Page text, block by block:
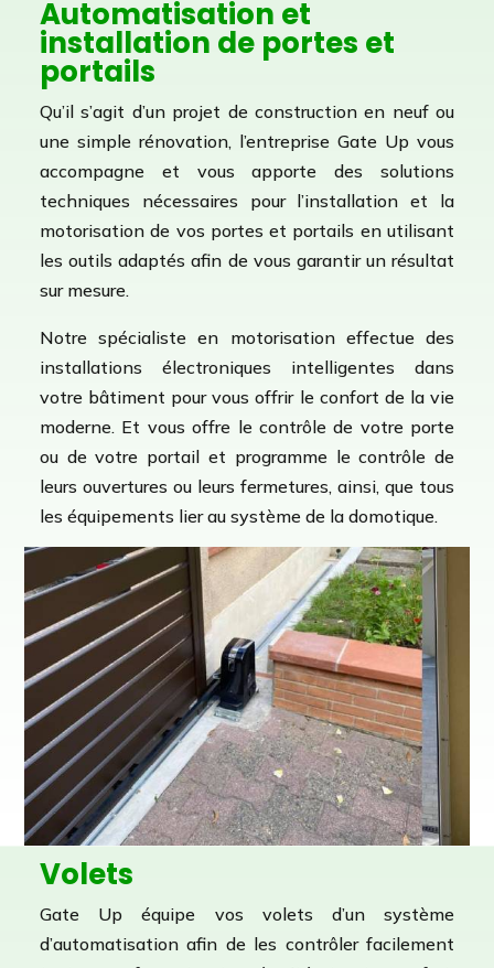
Automatisation et
installation de portes et
portails
Qu’il s’agit d’un projet de construction en neuf ou
une simple rénovation, l’entreprise Gate Up vous
accompagne et vous apporte des solutions
techniques nécessaires pour l’installation et la
motorisation de vos portes et portails en utilisant
les outils adaptés afin de vous garantir un résultat
sur mesure.
Notre spécialiste en motorisation effectue des
installations électroniques intelligentes dans
votre bâtiment pour vous offrir le confort de la vie
moderne. Et vous offre le contrôle de votre porte
ou de votre portail et programme le contrôle de
leurs ouvertures ou leurs fermetures, ainsi, que tous
les équipements lier au système de la domotique.
Volets
Gate Up équipe vos volets d’un système
d’automatisation afin de les contrôler facilement